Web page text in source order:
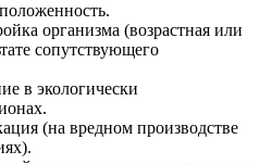
организма (возрастная или
сопутствующего
в экологически
(на вредном производстве